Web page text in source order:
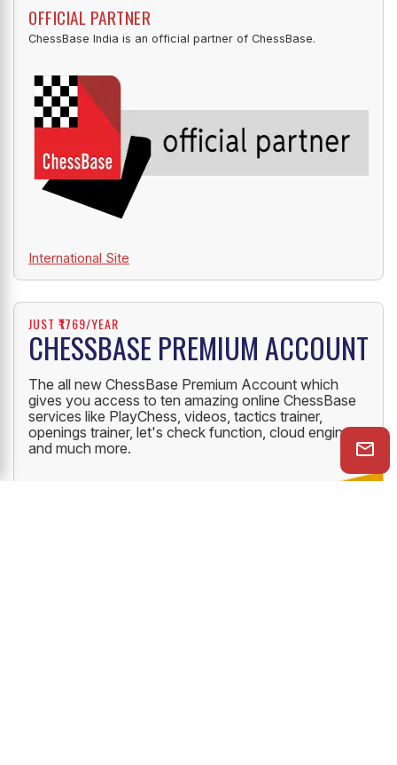
OFFICIAL PARTNER
ChessBase India is an official partner of ChessBase.
International Site
JUST ₹1769/YEAR
CHESSBASE PREMIUM ACCOUNT
The all new ChessBase Premium Account which
gives you access to ten amazing online ChessBase
services like PlayChess, videos, tactics trainer,
openings trainer, let's check function, cloud engine
and much more.